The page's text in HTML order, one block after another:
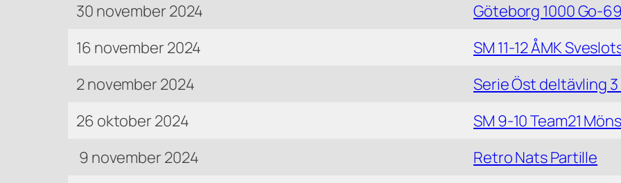
30 november 2024
Göteborg 1000 Go-69
16 november 2024
SM 11-12 ÅMK
2 november 2024
Serie Öst deltävling
26 oktober 2024
SM 9-10 Team21
9 november 2024
Retro Nats Partille